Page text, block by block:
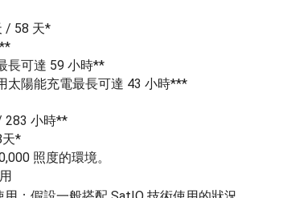
/ 58 天*
長可達 59 小時**
太陽能充電最長可達 43 小時***
283 小時**
天*
照度的環境。